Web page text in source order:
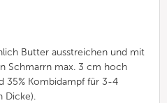
Butter ausstreichen und mit
Schmarrn max. 3 cm hoch
35% Kombidampf für 3-4
Dicke).